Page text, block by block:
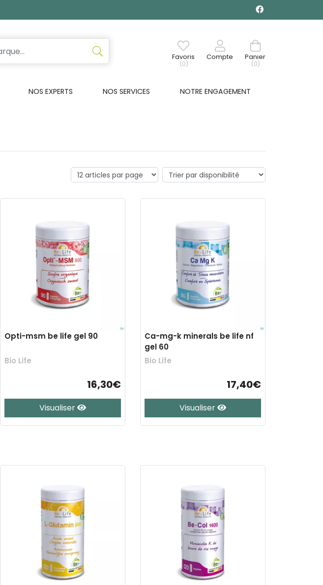
Favoris
(0)
Compte
Panier
(0)
NOS EXPERTS NOS SERVICES NOTRE ENGAGEMENT
Opti-msm be life gel 90
Bio Life
16,30€
Visualiser
Ca-mg-k minerals be life nf
gel 60
Bio Life
17,40€
Visualiser